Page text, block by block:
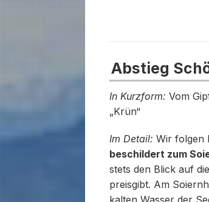
Abstieg
In Kurzform: Vom
„Krün“
Im Detail: Wir folgen
beschildert zum
stets den Blick auf
preisgibt. Am